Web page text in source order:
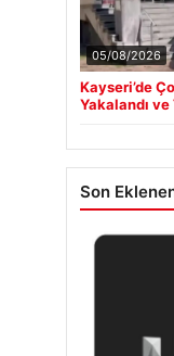
05/08/2026
Kayseri’de
Yakalandı ve
Son